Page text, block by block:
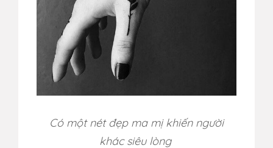
Có một nét đẹp ma mị khiến người
khác siêu lòng